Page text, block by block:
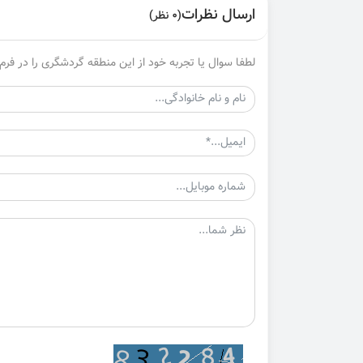
ارسال نظرات(0 نظر)
لطفا سوال یا تجربه خود از این منطقه گردشگری را در